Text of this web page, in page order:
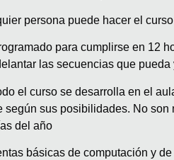
persona puede hacer el
para cumplirse en 12
las secuencias que
el curso se desarrolla en el
sus posibilidades. No
del año
básicas de computación y de